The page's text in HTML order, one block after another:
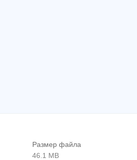
Размер файла
46.1 MB